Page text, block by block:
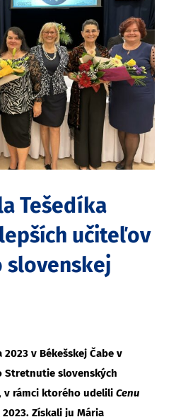
Tešedíka
učiteľov
slovenskej
v Békešskej Čabe v
Stretnutie slovenských
v rámci ktorého udelili Cenu
Získali ju Mária